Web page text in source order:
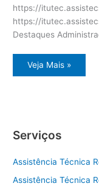
https://
https://
Destaques
Assistência
eletrodoméstico
Veja Mais »
Serviços
Assistência Técnica
Assistência Técnica